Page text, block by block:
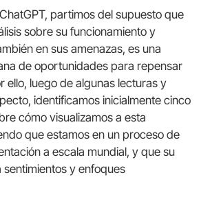
partimos del supuesto que
sobre su funcionamiento y
en sus amenazas, es una
de oportunidades para repensar
ello, luego de algunas lecturas y
identificamos inicialmente cinco
cómo visualizamos a esta
que estamos en un proceso de
a escala mundial, y que su
y enfoques